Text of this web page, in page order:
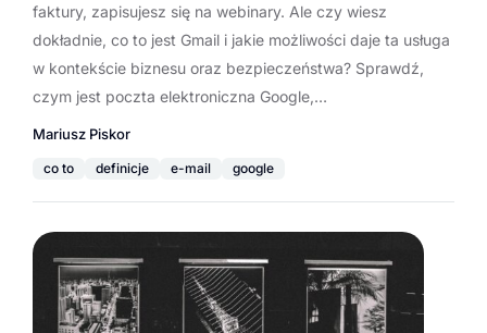
faktury, zapisujesz się na webinary. Ale czy wiesz
dokładnie, co to jest Gmail i jakie możliwości daje ta usługa
w kontekście biznesu oraz bezpieczeństwa? Sprawdź,
czym jest poczta elektroniczna Google,…
Mariusz Piskor
co to definicje e-mail google